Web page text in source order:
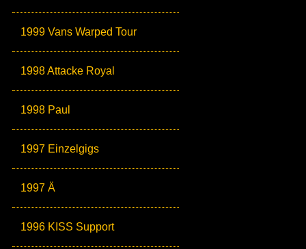
1999 Vans Warped Tour
1998 Attacke Royal
1998 Paul
1997 Einzelgigs
1997 Ä
1996 KISS Support